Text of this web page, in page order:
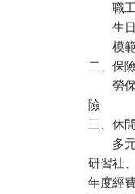
職工
生日
模範
二、保
勞保
險
三、休
多元
研習社
年度經